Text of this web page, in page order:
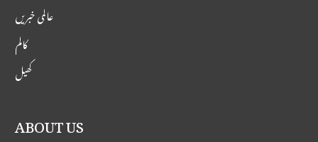
عالمی خبریں
کالم
کھیل
ABOUT US